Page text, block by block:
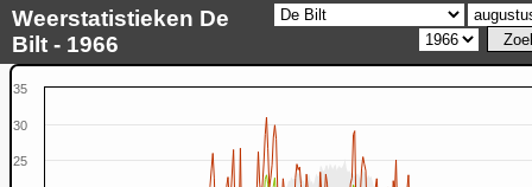
Weerstatistieken De
Bilt - 1966
25
30
35